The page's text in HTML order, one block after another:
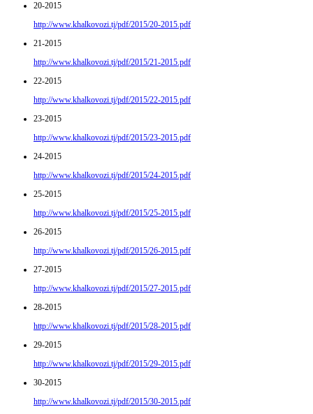
20-2015
http://www.khalkovozi.tj/pdf/2015/20-2015.pdf
21-2015
http://www.khalkovozi.tj/pdf/2015/21-2015.pdf
22-2015
http://www.khalkovozi.tj/pdf/2015/22-2015.pdf
23-2015
http://www.khalkovozi.tj/pdf/2015/23-2015.pdf
24-2015
http://www.khalkovozi.tj/pdf/2015/24-2015.pdf
25-2015
http://www.khalkovozi.tj/pdf/2015/25-2015.pdf
26-2015
http://www.khalkovozi.tj/pdf/2015/26-2015.pdf
27-2015
http://www.khalkovozi.tj/pdf/2015/27-2015.pdf
28-2015
http://www.khalkovozi.tj/pdf/2015/28-2015.pdf
29-2015
http://www.khalkovozi.tj/pdf/2015/29-2015.pdf
30-2015
http://www.khalkovozi.tj/pdf/2015/30-2015.pdf